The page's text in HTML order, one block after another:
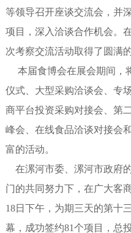
等领导召开座谈交流会，并
项目，深入洽谈合作机会。
次考察交流活动取得了圆满的
本届食博会在展会期间，
仪式、大型采购洽谈会、专
商平台投资采购对接会、第
峰会、在线食品洽谈对接会
富的活动。
在漯河市委、漯河市政府
门的共同努力下，在广大客
18日下午，为期三天的第十
幕，成功签约81个项目，总